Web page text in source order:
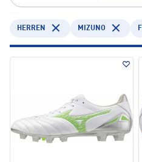
HERREN MIZUNO